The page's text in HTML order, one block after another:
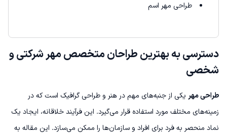
طراحی مهر اسم
دسترسی به بهترین طراحان متخصص مهر شرکتی و
شخصی
طراحی مهر یکی از جنبه‌های مهم در هنر و طراحی گرافیک است که در
زمینه‌های مختلف مورد استفاده قرار می‌گیرد. این فرآیند خلاقانه، ایجاد یک
نماد منحصر به فرد برای افراد و سازمان‌ها را ممکن می‌سازد. این مقاله به